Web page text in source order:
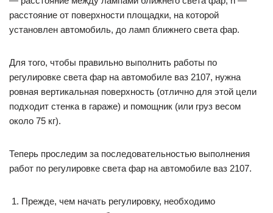
расстояние от поверхности площадки, на которой
установлен автомобиль, до ламп ближнего света фар.
Для того, чтобы правильно выполнить работы по
регулировке света фар на автомобиле ваз 2107, нужна
ровная вертикальная поверхность (отлично для этой цели
подходит стенка в гараже) и помощник (или груз весом
около 75 кг).
Теперь проследим за последовательностью выполнения
работ по регулировке света фар на автомобиле ваз 2107.
Прежде, чем начать регулировку, необходимо